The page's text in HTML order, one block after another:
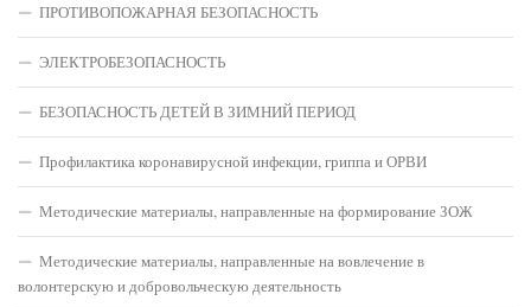
ПРОТИВОПОЖАРНАЯ БЕЗОПАСНОСТЬ
ЭЛЕКТРОБЕЗОПАСНОСТЬ
БЕЗОПАСНОСТЬ ДЕТЕЙ В ЗИМНИЙ ПЕРИОД
Профилактика коронавирусной инфекции, гриппа и ОРВИ
Методические материалы, направленные на формирование ЗОЖ
Методические материалы, направленные на вовлечение в
волонтерскую и добровольческую деятельность